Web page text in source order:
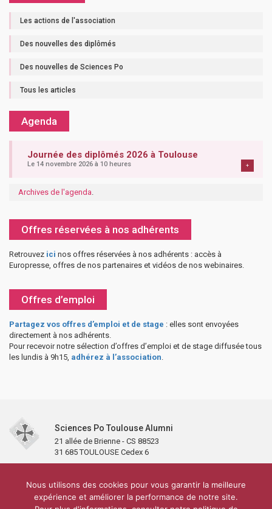
Les actions de l'association
Des nouvelles des diplômés
Des nouvelles de Sciences Po
Tous les articles
Agenda
Journée des diplômés 2026 à Toulouse
Le 14 novembre 2026 à 10 heures +
Archives de l'agenda.
Offres réservées à nos adhérents
Retrouvez ici nos offres réservées à nos adhérents : accès à
Europresse, offres de nos partenaires et vidéos de nos webinaires.
Offres d’emploi
Partagez vos offres d’emploi et de stage : elles sont envoyées
directement à nos adhérents.
Pour recevoir notre sélection d’offres d’emploi et de stage diffusée tous
les lundis à 9h15, adhérez à l’association.
Sciences Po Toulouse Alumni
21 allée de Brienne - CS 88523
31 685 TOULOUSE Cedex 6
Partenaires et soutiens
Lettre d’information
Réseaux sociaux
Sciences Po Toulouse
Nous utilisons des cookies pour vous garantir la meilleure
expérience et améliorer la performance de notre site.